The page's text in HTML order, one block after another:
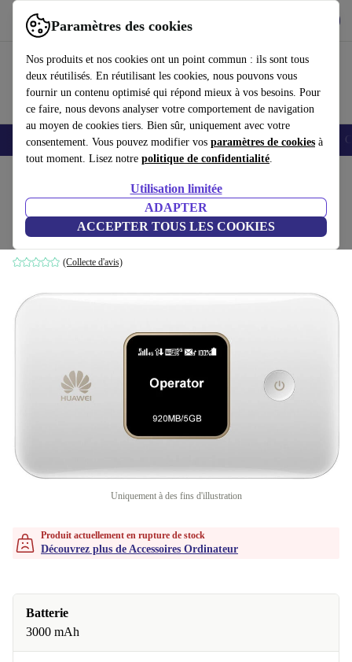
Paramètres des cookies
Nos produits et nos cookies ont un point commun : ils sont tous
deux réutilisés. En réutilisant les cookies, nous pouvons vous
fournir un contenu optimisé qui répond mieux à vos besoins. Pour
ce faire, nous devons analyser votre comportement de navigation
au moyen de cookies tiers. Bien sûr, uniquement avec votre
consentement. Vous pouvez modifier vos paramètres de cookies à
tout moment. Lisez notre politique de confidentialité.
Utilisation limitée
ADAPTER
ACCEPTER TOUS LES COOKIES
Utilisez refurbed rapidement et facilement
Smartphones Laptops Tablettes Montres connectées Accessoires
Huawei E5785-92c
Blanc
(Collecte d'avis)
Uniquement à des fins d'illustration
Produit actuellement en rupture de stock
Découvrez plus de Accessoires Ordinateur
Batterie
3000 mAh